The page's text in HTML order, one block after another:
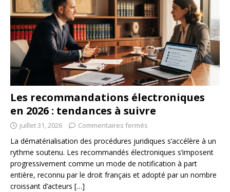
Les recommandations électroniques
en 2026 : tendances à suivre
juillet 31, 2026 Commentaires fermés
La dématérialisation des procédures juridiques s’accélère à un
rythme soutenu. Les recommandés électroniques s’imposent
progressivement comme un mode de notification à part
entière, reconnu par le droit français et adopté par un nombre
croissant d’acteurs […]